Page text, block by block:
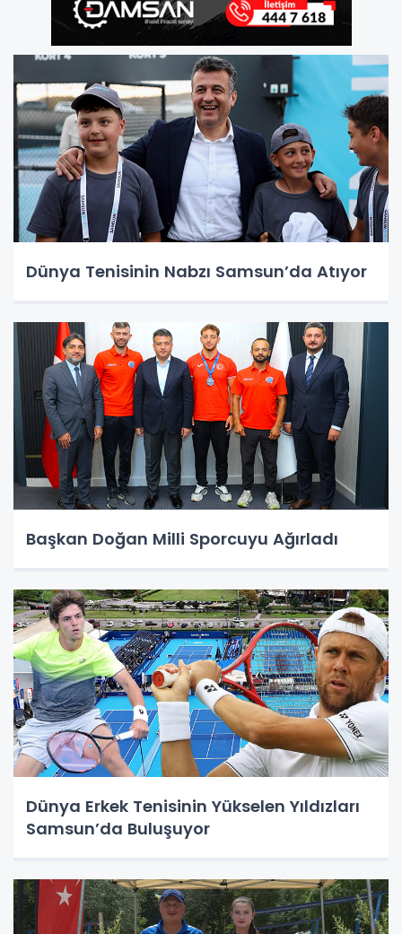
Dünya Tenisinin Nabzı Samsun’da Atıyor
Başkan Doğan Milli Sporcuyu Ağırladı
Dünya Erkek Tenisinin Yükselen Yıldızları
Samsun’da Buluşuyor